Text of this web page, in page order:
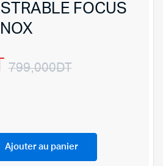
FOCUS
799,000DT
initial
actuel
Ajouter au panier